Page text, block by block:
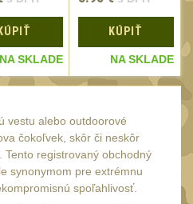
KÚPIŤ
NA SKLADE
KÚPIŤ
NA SKLADE
vestu alebo outdoorové
čokoľvek, skôr či neskôr
registrovaný obchodný
synonymom pre extrémnu
spoľahlivosť.